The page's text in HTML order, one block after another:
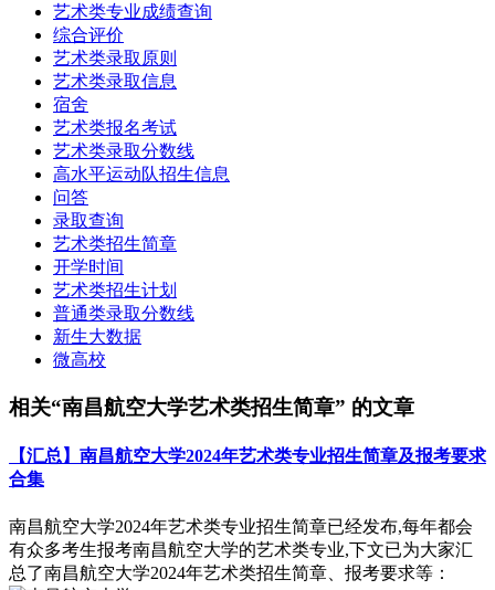
艺术类专业成绩查询
综合评价
艺术类录取原则
艺术类录取信息
宿舍
艺术类报名考试
艺术类录取分数线
高水平运动队招生信息
问答
录取查询
艺术类招生简章
开学时间
艺术类招生计划
普通类录取分数线
新生大数据
微高校
相关“南昌航空大学艺术类招生简章” 的文章
【汇总】南昌航空大学2024年艺术类专业招生简章及报考要求
合集
南昌航空大学2024年艺术类专业招生简章已经发布,每年都会
有众多考生报考南昌航空大学的艺术类专业,下文已为大家汇
总了南昌航空大学2024年艺术类招生简章、报考要求等：